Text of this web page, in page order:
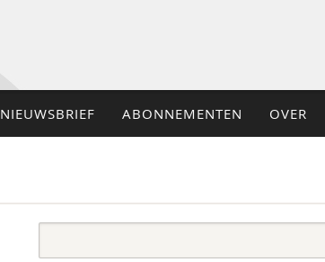
NIEUWSBRIEF ABONNEMENTEN OVER